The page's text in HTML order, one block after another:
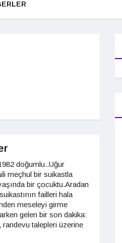
doğumlu..Uğur
meçhul bir suikastla
bir çocuktu.Aradan
failleri hala
meseleyi girme
gelen bir son dakika:
randevu talepleri üzerine